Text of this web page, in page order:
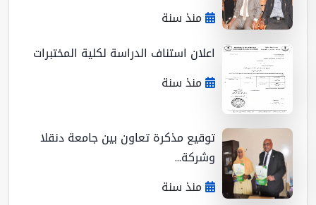
منذ سنة
اعلان استناف الدراسة لكلية المختبرات
منذ سنة
توقيع مذكرة تعاون بين جامعة دنقلا
وشركة...
منذ سنة